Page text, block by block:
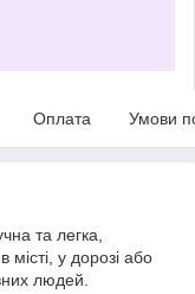
Оплата Умови
та легка,
у дорозі або
людей.